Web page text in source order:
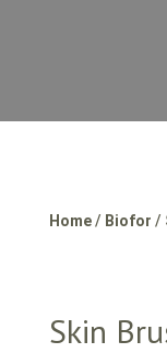
Home/ Biofor /
Skin